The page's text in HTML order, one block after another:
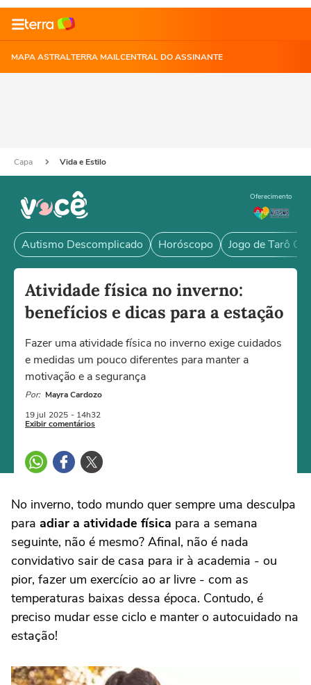
MAPA ASTRALTERRA MAILCENTRAL DO ASSINANTE
Capa Vida e Estilo
Oferecimento
Autismo Descomplicado Horóscopo Jogo de Tarô
Atividade física no inverno:
benefícios e dicas para a estação
Fazer uma atividade física no inverno exige cuidados
e medidas um pouco diferentes para manter a
motivação e a segurança
Por: Mayra Cardozo
19 jul 2025 - 14h32
Exibir comentários
No inverno, todo mundo quer sempre uma desculpa
para adiar a atividade física para a semana
seguinte, não é mesmo? Afinal, não é nada
convidativo sair de casa para ir à academia - ou
pior, fazer um exercício ao ar livre - com as
temperaturas baixas dessa época. Contudo, é
preciso mudar esse ciclo e manter o autocuidado na
estação!